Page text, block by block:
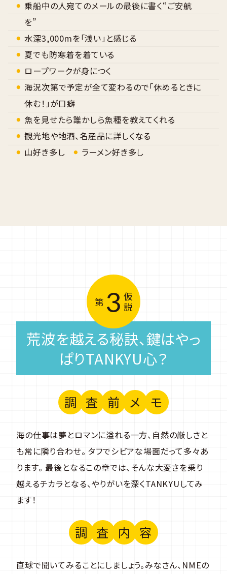
乗船中の人宛てのメールの最後に書く“ご安航
を”
水深3,000mを「浅い」と感じる
夏でも防寒着を着ている
ロープワークが身につく
海況次第で予定が全て変わるので「休めるときに
休む！」が口癖
魚を見せたら誰かしら魚種を教えてくれる
観光地や地酒、名産品に詳しくなる
山好き多し
ラーメン好き多し
第 3 仮
説
荒波を越える秘訣、鍵はやっ
ぱりTANKYU心？
調 査 前 メ モ
海の仕事は夢とロマンに溢れる一方、自然の厳しさと
も常に隣り合わせ。 タフでシビアな場面だって多々あ
ります。 最後となるこの章では、そんな大変さを乗り
越えるチカラとなる、やりがいを深くTANKYUしてみ
ます！
調 査 内 容
直球で聞いてみることにしましょう。みなさん、NMEの